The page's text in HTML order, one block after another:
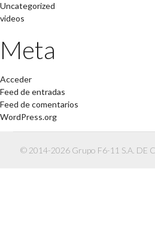
Uncategorized
videos
Meta
Acceder
Feed de entradas
Feed de comentarios
WordPress.org
© 2014-2026 Grupo F6-11 S.A. DE